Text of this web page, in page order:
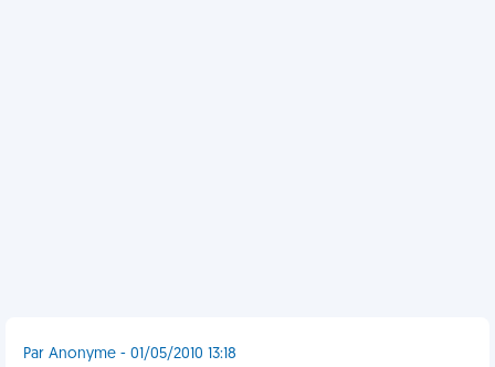
Par Anonyme - 01/05/2010 13:18